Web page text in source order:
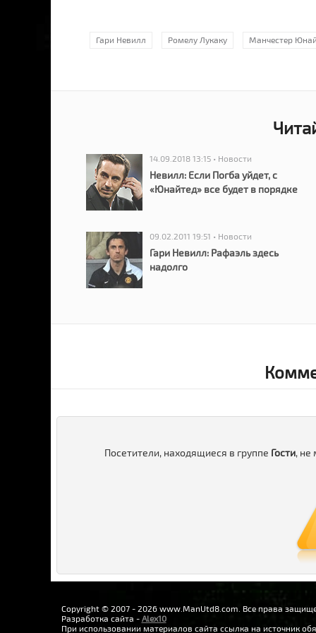
Гари Невилл Ромелу Лукаку Манчестер
14.09.2018 13:15 • Новости
Невилл: Если Погба уйдет, с
«Юнайтед» все будет в порядке
09.02.2011 19:51 • Новости
Гари Невилл: Рафаэль здесь
надолго
Посетители, находящиеся в группе Гости, не
Copyright © 2007 - 2026 www.ManUtd8.com. Все права
Разработка сайта - Alex10
При использовании материалов сайта ссылка на источник